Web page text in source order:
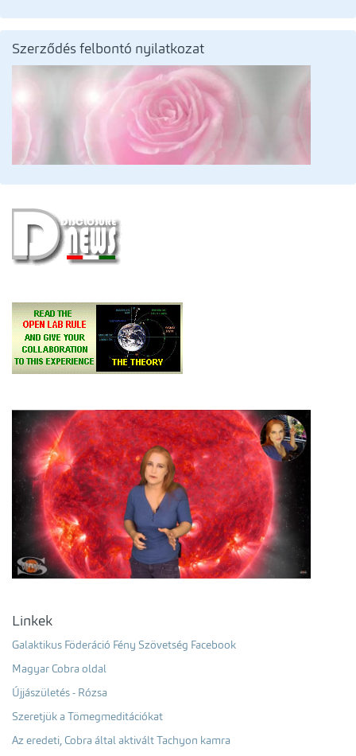
Szerződés felbontó nyilatkozat
Linkek
Galaktikus Föderáció Fény Szövetség Facebook
Magyar Cobra oldal
Újjászületés - Rózsa
Szeretjük a Tömegmeditációkat
Az eredeti, Cobra által aktivált Tachyon kamra